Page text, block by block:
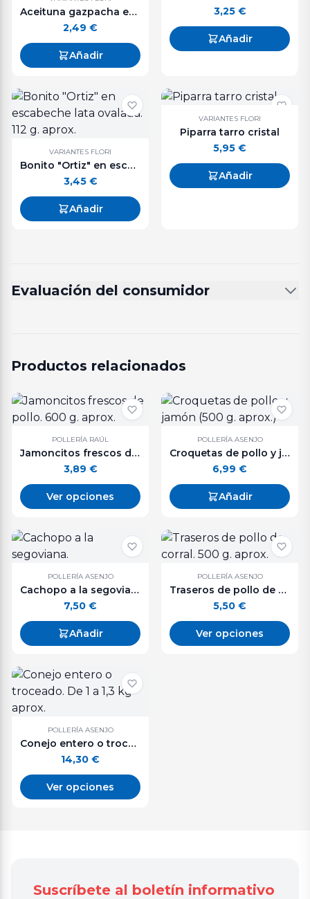
Aceituna gazpacha extremeña - 250 g. aprox
2,49 €
Añadir
3,25 €
Añadir
VARIANTES FLORI
Bonito "Ortiz" en escabeche lata ovalada. 112 g. aprox.
3,45 €
Añadir
VARIANTES FLORI
Piparra tarro cristal
5,95 €
Añadir
Evaluación del consumidor
Productos relacionados
POLLERÍA RAÚL
Jamoncitos frescos de pollo. 600 g. aprox.
3,89 €
Ver opciones
POLLERÍA ASENJO
Croquetas de pollo y jamón (500 g. aprox.)
6,99 €
Añadir
POLLERÍA ASENJO
Cachopo a la segoviana.
7,50 €
Añadir
POLLERÍA ASENJO
Traseros de pollo de corral. 500 g. aprox.
5,50 €
Ver opciones
POLLERÍA ASENJO
Conejo entero o troceado. De 1 a 1,3 kg aprox.
14,30 €
Ver opciones
Suscríbete al boletín informativo